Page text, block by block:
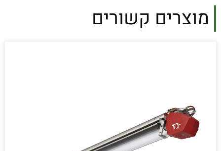
מוצרים קשורים